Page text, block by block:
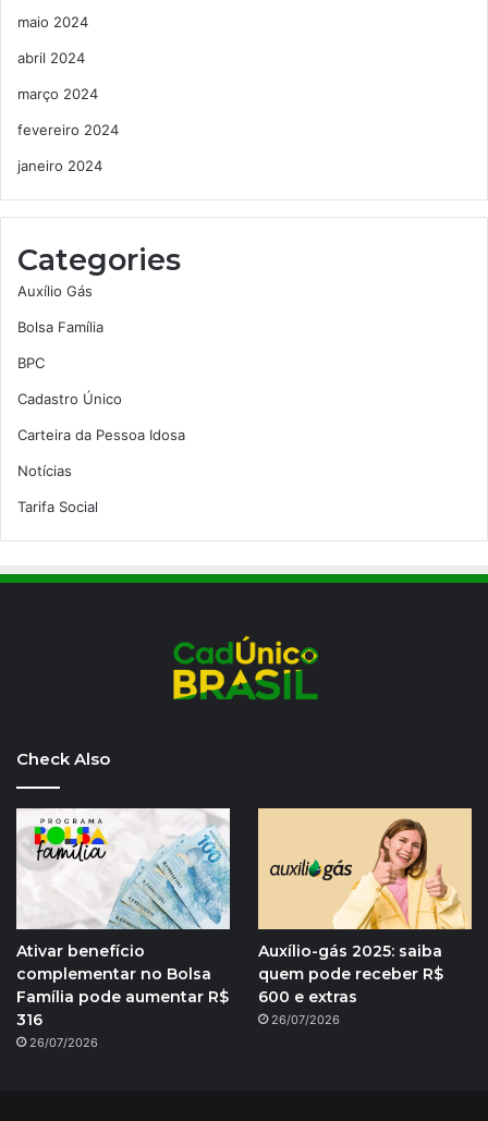
maio 2024
abril 2024
março 2024
fevereiro 2024
janeiro 2024
Categories
Auxílio Gás
Bolsa Família
BPC
Cadastro Único
Carteira da Pessoa Idosa
Notícias
Tarifa Social
Check Also
Ativar benefício
complementar no Bolsa
Família pode aumentar R$
316
26/07/2026
Auxílio-gás 2025: saiba
quem pode receber R$
600 e extras
26/07/2026